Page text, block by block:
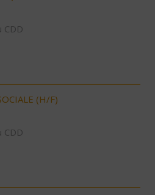
CDD
(H/F)
CDD